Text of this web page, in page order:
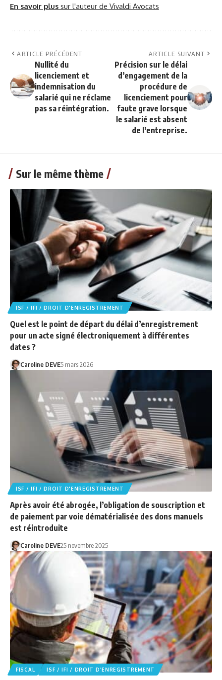
En savoir plus sur l'auteur de Vivaldi Avocats
ARTICLE PRÉCÉDENT
Nullité du
licenciement et
indemnisation du
salarié qui ne réclame
pas sa réintégration.
ARTICLE SUIVANT
Précision sur le délai
d’engagement de la
procédure de
licenciement pour
faute grave lorsque
le salarié est absent
de l’entreprise.
Sur le même thème
ISF / IFI / DROIT D'ENREGISTREMENT
Quel est le point de départ du délai d’enregistrement
pour un acte signé électroniquement à différentes
dates ?
Caroline DEVE5 mars 2026
ISF / IFI / DROIT D'ENREGISTREMENT
Après avoir été abrogée, l’obligation de souscription et
de paiement par voie dématérialisée des dons manuels
est réintroduite
Caroline DEVE25 novembre 2025
FISCAL ISF / IFI / DROIT D'ENREGISTREMENT